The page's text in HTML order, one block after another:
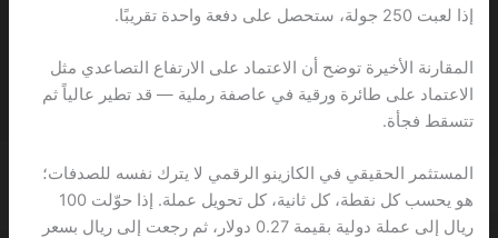
إذا لعبت 250 جولة، ستحصل على دفعة واحدة تقريبًا.
المقارنة الأخيرة توضح أن الاعتماد على الارتفاع التصاعدي مثل
الاعتماد على طائرة ورقية في عاصفة رملية — قد تطير عالياً ثم
تتسقط فجأة.
المستثمر الحقيقي في الكازينو الرقمي لا يترك نفسه للصدفات؛
هو يحسب كل نقطة، كل ثانية، كل تحويل عملة. إذا حوّلت 100
ريال إلى عملة دولية بقيمة 0.27 دولار، ثم رجعت إلى ريال بسعر